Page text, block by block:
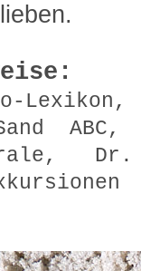
Dr.